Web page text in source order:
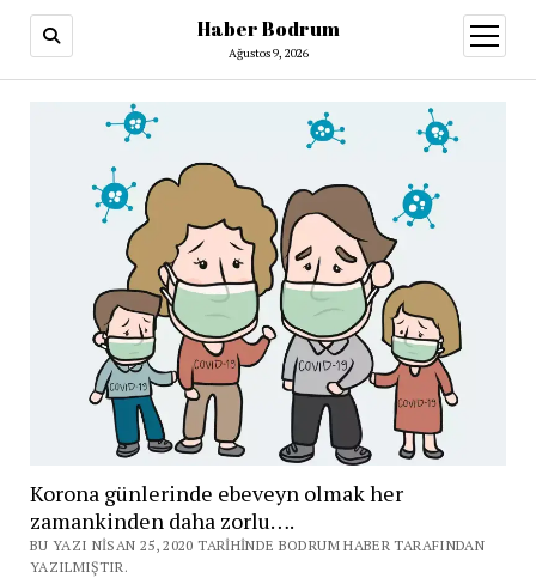
Haber Bodrum
Ağustos 9, 2026
aç
Korona günlerinde ebeveyn olmak her
zamankinden daha zorlu….
BU YAZI NISAN 25, 2020 TARIHINDE BODRUM HABER TARAFINDAN
YAZILMIŞTIR.